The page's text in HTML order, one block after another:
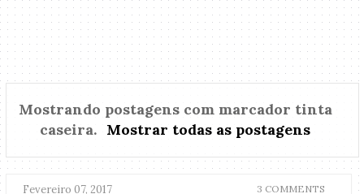
Mostrando postagens com marcador tinta
caseira. Mostrar todas as postagens
Fevereiro 07, 2017 3 COMMENTS